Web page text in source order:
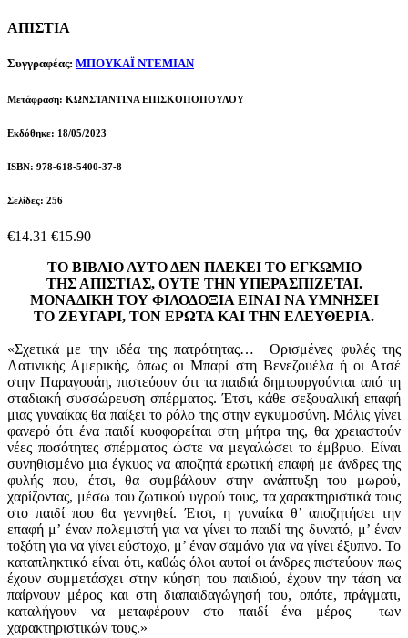
ΑΠΙΣΤΙΑ
Συγγραφέας: ΜΠΟΥΚΑΪ ΝΤΕΜΙΑΝ
Μετάφραση: ΚΩΝΣΤΑΝΤΙΝΑ ΕΠΙΣΚΟΠΟΠΟΥΛΟΥ
Εκδόθηκε: 18/05/2023
ISBN: 978-618-5400-37-8
Σελίδες: 256
€14.31 €15.90
ΤΟ ΒΙΒΛΙΟ ΑΥΤΟ ΔΕΝ ΠΛΕΚΕΙ ΤΟ ΕΓΚΩΜΙΟ
ΤΗΣ ΑΠΙΣΤΙΑΣ, ΟΥΤΕ ΤΗΝ ΥΠΕΡΑΣΠΙΖΕΤΑΙ.
ΜΟΝΑΔΙΚΗ ΤΟΥ ΦΙΛΟΔΟΞΙΑ ΕΙΝΑΙ ΝΑ ΥΜΝΗΣΕΙ
ΤΟ ΖΕΥΓΑΡΙ, ΤΟΝ ΕΡΩΤΑ ΚΑΙ ΤΗΝ ΕΛΕΥΘΕΡΙΑ.
«Σχετικά με την ιδέα της πατρότητας… Ορισμένες φυλές της
Λατινικής Αμερικής, όπως οι Μπαρί στη Βενεζουέλα ή οι Ατσέ
στην Παραγουάη, πιστεύουν ότι τα παιδιά δημιουργούνται από τη
σταδιακή συσσώρευση σπέρματος. Έτσι, κάθε σεξουαλική επαφή
μιας γυναίκας θα παίξει το ρόλο της στην εγκυμοσύνη. Μόλις γίνει
φανερό ότι ένα παιδί κυοφορείται στη μήτρα της, θα χρειαστούν
νέες ποσότητες σπέρματος ώστε να μεγαλώσει το έμβρυο. Είναι
συνηθισμένο μια έγκυος να αποζητά ερωτική επαφή με άνδρες της
φυλής που, έτσι, θα συμβάλουν στην ανάπτυξη του μωρού,
χαρίζοντας, μέσω του ζωτικού υγρού τους, τα χαρακτηριστικά τους
στο παιδί που θα γεννηθεί. Έτσι, η γυναίκα θ’ αποζητήσει την
επαφή μ’ έναν πολεμιστή για να γίνει το παιδί της δυνατό, μ’ έναν
τοξότη για να γίνει εύστοχο, μ’ έναν σαμάνο για να γίνει έξυπνο. Το
καταπληκτικό είναι ότι, καθώς όλοι αυτοί οι άνδρες πιστεύουν πως
έχουν συμμετάσχει στην κύηση του παιδιού, έχουν την τάση να
παίρνουν μέρος και στη διαπαιδαγώγησή του, οπότε, πράγματι,
καταλήγουν να μεταφέρουν στο παιδί ένα μέρος των
χαρακτηριστικών τους.»